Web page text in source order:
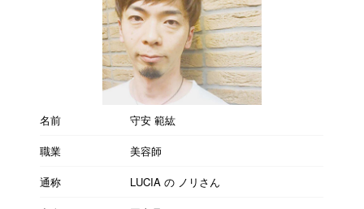
名前
守安 範紘
職業
美容師
通称
LUCIA の ノリさん